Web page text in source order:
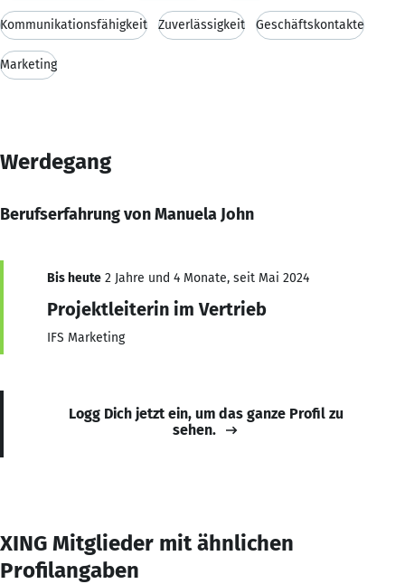
Kommunikationsfähigkeit Zuverlässigkeit Geschäftskontakte
Marketing
Werdegang
Berufserfahrung von Manuela John
Bis heute 2 Jahre und 4 Monate, seit Mai 2024
Projektleiterin im Vertrieb
IFS Marketing
Logg Dich jetzt ein, um das ganze Profil zu
sehen.
XING Mitglieder mit ähnlichen
Profilangaben